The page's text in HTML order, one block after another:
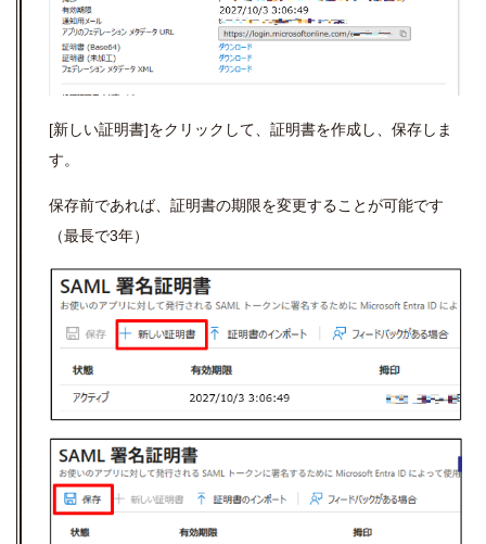
[新しい証明書]をクリックして、証明書を作成し、保存しま
す。
保存前であれば、証明書の期限を変更することが可能です
（最長で3年）